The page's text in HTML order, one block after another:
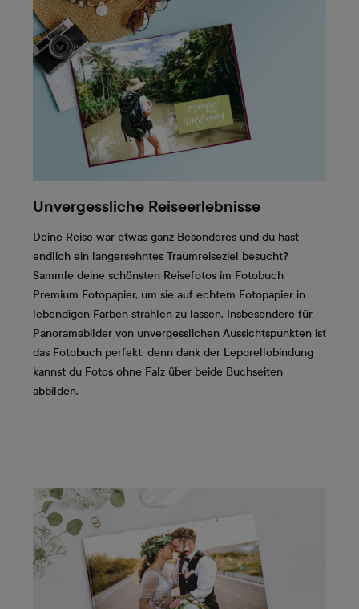
Unvergessliche Reiseerlebnisse
Deine Reise war etwas ganz Besonderes und du hast
endlich ein langersehntes Traumreiseziel besucht?
Sammle deine schönsten Reisefotos im Fotobuch
Premium Fotopapier, um sie auf echtem Fotopapier in
lebendigen Farben strahlen zu lassen. Insbesondere für
Panoramabilder von unvergesslichen Aussichtspunkten ist
das Fotobuch perfekt, denn dank der Leporellobindung
kannst du Fotos ohne Falz über beide Buchseiten
abbilden.